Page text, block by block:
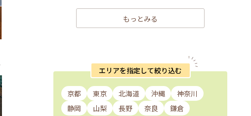
もっとみる
エリアを指定して絞り込む
京都 東京 北海道 沖縄
神奈川
静岡
山梨 長野 奈良 鎌倉